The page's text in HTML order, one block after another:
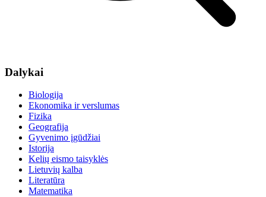
Dalykai
Biologija
Ekonomika ir verslumas
Fizika
Geografija
Gyvenimo įgūdžiai
Istorija
Kelių eismo taisyklės
Lietuvių kalba
Literatūra
Matematika